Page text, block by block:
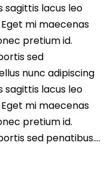
sagittis lacus leo
mi maecenas
pretium id.
sed
nunc adipiscing
sagittis lacus leo
mi maecenas
pretium id.
sed penatibus….